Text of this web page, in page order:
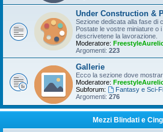
Under Construction &
Sezione dedicata alla fase di
Postate le vostre miniature o
descrivetene la lavorazione.
Moderatore:
Argomenti: 223
Gallerie
Ecco la sezione dove
Moderatore:
Subforum:
Fantasy e Sci-Fi
Argomenti: 276
Mezzi Blindati e